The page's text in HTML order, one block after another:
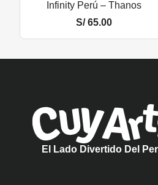
Infinity Perú – Thanos
S/65.00
El Lado Divertido Del